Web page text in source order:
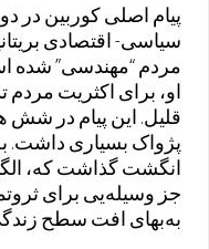
پیام اصلی کوربین در
سیاسی- اقتصادی
مردم “مهندسی” شده
او، برای اکثریت
قلیل. این پیام در شش
پژواک بسیاری داشت.
انگشت گذاشت که،
جز وسیله‌یی برای
به‌بهای افت سطح